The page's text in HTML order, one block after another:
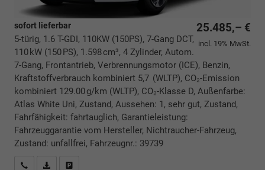
25.485,– €
incl. 19% MwSt.
sofort lieferbar
5-türig, 1.6 T-GDI, 110KW (150PS), 7-Gang DCT,
110 kW (150 PS), 1.598 cm³, 4 Zylinder, Autom.
7-Gang, Frontantrieb, Verbrennungsmotor (ICE), Benzin,
Kraftstoffverbrauch kombiniert 5,7 (WLTP), CO₂-Emission
kombiniert 129.00 g/km (WLTP), CO₂-Klasse D, Außenfarbe:
Atlas White Uni, Zustand, Aussehen: 1, sehr gut, Zustand,
Fahrfähigkeit: fahrtauglich, Garantieleistung:
Fahrzeuggarantie vom Hersteller, Nichtraucher-Fahrzeug,
Zustand: unfallfrei, Fahrzeugnr.: 39739
Rückrufbitte absenden
PDF-Datei, Fahrzeugexposé drucken